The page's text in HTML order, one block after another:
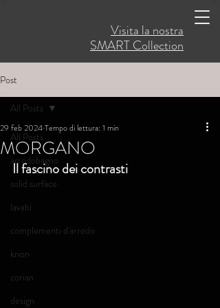
Visita la nostra
SMART Collection
Post
All Posts
arredobagno
solid surface
lavabi
complementi d'arredo
krion
corian
design
All Posts
MORGANO
29 feb 2024Tempo di lettura: 1 min
Il fascino dei contrasti